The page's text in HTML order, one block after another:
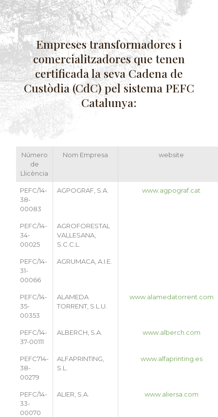
Empreses transformadores i
comercialitzadores que tenen
certificada la seva Cadena de
Custòdia (CdC) pel sistema PEFC
Catalunya:
Número
de
Llicència
Nom Empresa website
PEFC/14-
38-
00083
AGPOGRAF, S.A. www.agpograf.cat
PEFC/14-
34-
00025
AGROFORESTAL
VALLESANA,
S.C.C.L.
PEFC/14-
31-
00066
AGRUMACA, A.I.E.
PEFC/14-
35-
00353
ALAMEDA
TORRENT, S.L.U.
www.alamedatorrent.com
PEFC/14-
37-00111
ALBERCH, S.A. www.alberch.com
PEFC714-
38-
00279
ALFAPRINTING,
S.L.
www.alfaprinting.es
PEFC/14-
33-
00070
ALIER, S.A. www.aliersa.com